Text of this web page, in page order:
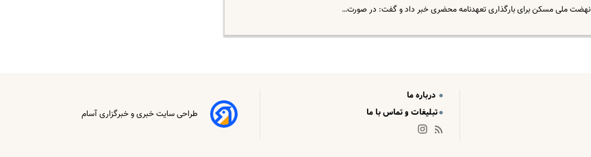
درباره ما
تبلیغات و تماس با ما
طراحی سایت خبری و خبرگزاری آسام